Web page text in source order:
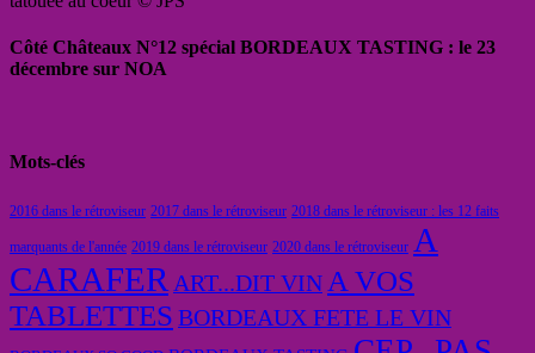
Côté Châteaux N°12 spécial BORDEAUX TASTING : le 23
décembre sur NOA
Mots-clés
2016 dans le rétroviseur 2017 dans le rétroviseur 2018 dans le rétroviseur : les 12 faits
marquants de l'année 2019 dans le rétroviseur 2020 dans le rétroviseur A
CARAFER ART...DIT VIN A VOS
TABLETTES BORDEAUX FETE LE VIN